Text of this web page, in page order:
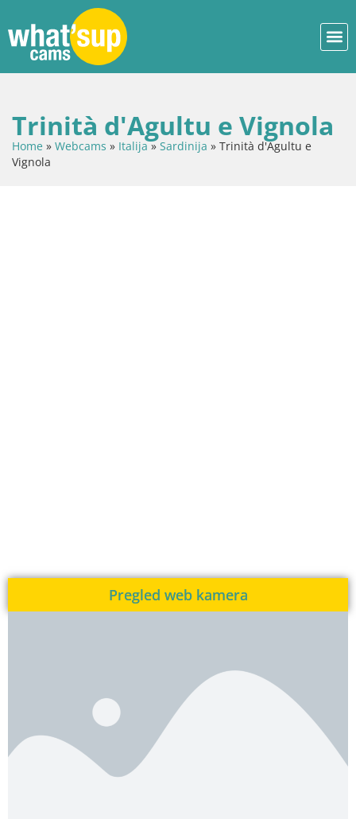
Trinità d'Agultu e Vignola
Home » Webcams » Italija» Sardinija » Trinità d'Agultu e
Vignola
Pregled web kamera